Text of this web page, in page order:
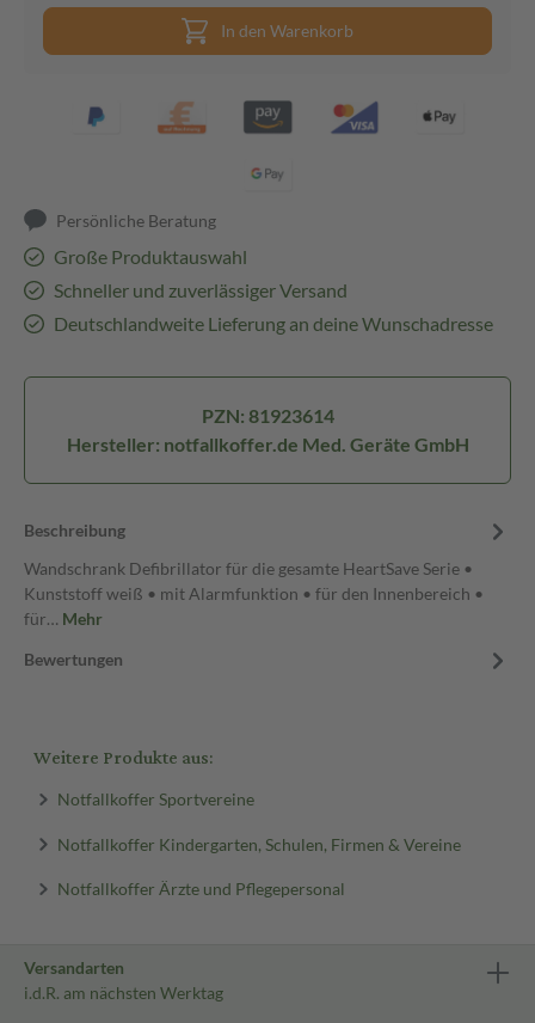
In den Warenkorb
Persönliche Beratung
Große Produktauswahl
Schneller und zuverlässiger Versand
Deutschlandweite Lieferung an deine Wunschadresse
PZN: 81923614
Hersteller: notfallkoffer.de Med. Geräte GmbH
Beschreibung
Wandschrank Defibrillator für die gesamte HeartSave Serie •
Kunststoff weiß • mit Alarmfunktion • für den Innenbereich •
für… Mehr
Bewertungen
Weitere Produkte aus:
Notfallkoffer Sportvereine
Notfallkoffer Kindergarten, Schulen, Firmen & Vereine
Notfallkoffer Ärzte und Pflegepersonal
Versandarten
i.d.R. am nächsten Werktag